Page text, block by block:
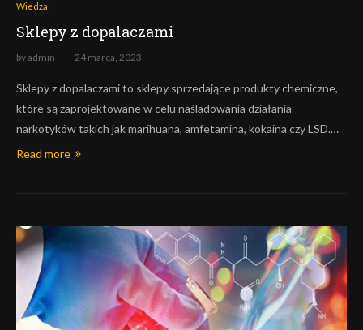
Wiedza
Sklepy z dopalaczami
byadmin 24 marca, 2023
Sklepy z dopalaczami to sklepy sprzedające produkty chemiczne,
które są zaprojektowane w celu naśladowania działania
narkotyków takich jak marihuana, amfetamina, kokaina czy LSD.…
Read more